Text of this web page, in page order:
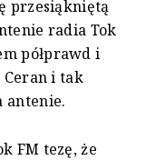
przesiąkniętą
radia Tok
półprawd i
i tak
antenie.
FM tezę, że